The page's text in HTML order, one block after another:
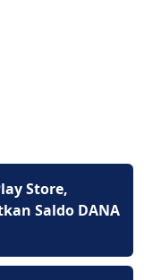
Store,
Saldo DANA